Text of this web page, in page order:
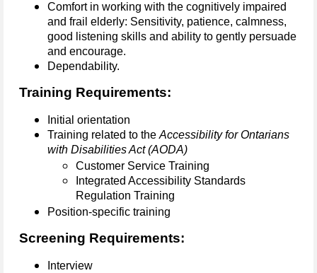
Comfort in working with the cognitively impaired
and frail elderly: Sensitivity, patience, calmness,
good listening skills and ability to gently persuade
and encourage.
Dependability.
Training Requirements:
Initial orientation
Training related to the Accessibility for Ontarians
with Disabilities Act (AODA)
Customer Service Training
Integrated Accessibility Standards
Regulation Training
Position-specific training
Screening Requirements:
Interview